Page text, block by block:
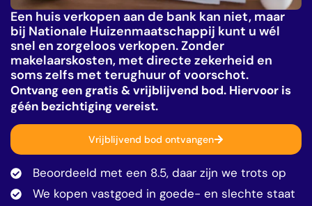
Een huis verkopen aan de bank kan niet, maar
bij Nationale Huizenmaatschappij kunt u wél
snel en zorgeloos verkopen. Zonder
makelaarskosten, met directe zekerheid en
soms zelfs met terughuur of voorschot.
Ontvang een gratis & vrijblijvend bod. Hiervoor is
géén bezichtiging vereist.
Vrijblijvend bod ontvangen
Beoordeeld met een 8.5, daar zijn we trots op
We kopen vastgoed in goede- en slechte staat